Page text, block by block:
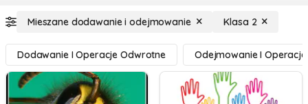
Mieszane dodawanie i odejmowanie Klasa 2
Dodawanie I Operacje Odwrotne Odejmowanie I